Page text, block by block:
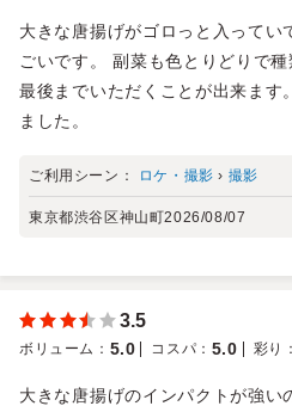
大きな唐揚げがゴロっと入ってい
ごいです。 副菜も色とりどりで
最後までいただくことが出来ます
ました。
ご利用シーン： ロケ・撮影 › 撮影
東京都渋谷区神山町2026/08/07
3.5
ボリューム ： 5.0 コスパ ： 5.0 彩り
大きな唐揚げのインパクトが強い